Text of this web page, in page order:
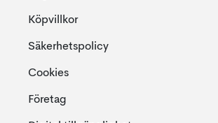
Köpvillkor
Säkerhetspolicy
Cookies
Företag